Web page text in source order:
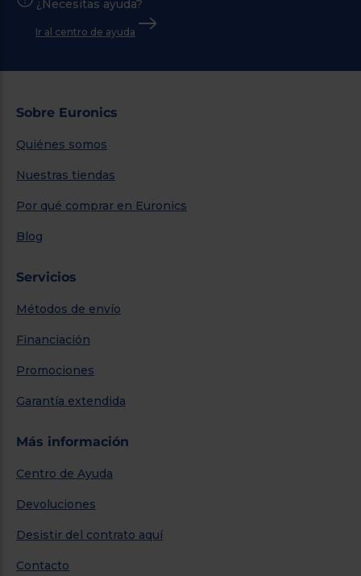
¿Necesitas ayuda?
Ir al centro de ayuda
Sobre Euronics
Quiénes somos
Nuestras tiendas
Por qué comprar en Euronics
Blog
Servicios
Métodos de envío
Financiación
Promociones
Garantía extendida
Más información
Centro de Ayuda
Devoluciones
Desistir del contrato aquí
Contacto